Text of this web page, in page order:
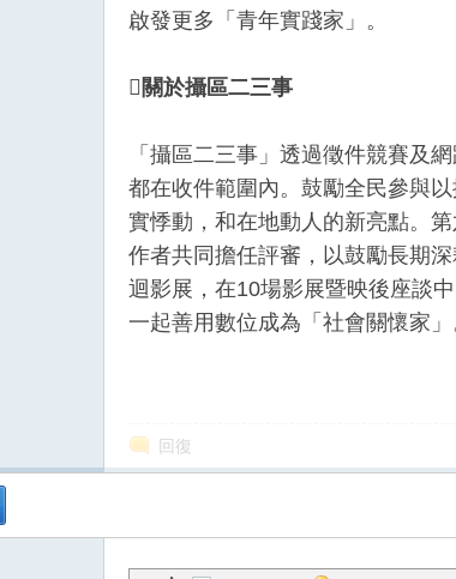
啟發更多「青年實踐家」。
 關於攝區二三事
「攝區二三事」透過徵件競賽及
都在收件範圍內。鼓勵全民參與
實悸動，和在地動人的新亮點。
作者共同擔任評審，以鼓勵長期
迴影展，在10場影展暨映後座談
一起善用數位成為「社會關懷家」
回復